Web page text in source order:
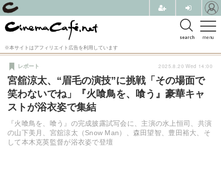
menu
search
※本サイトはアフィリエイト広告を利用しています
宮舘涼太、“眉毛の演技”に挑戦「その場面で
笑わないでね」『火喰鳥を、喰う』豪華キャ
ストが浴衣姿で集結
『火喰鳥を、喰う』の完成披露試写会に、主演の水上恒司、共演
の山下美月、宮舘涼太（Snow Man）、森田望智、豊田裕大、そ
して本木克英監督が浴衣姿で登壇
レポート 2025.8.20 Wed 14:00